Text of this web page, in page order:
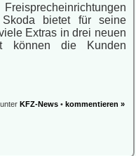
bietet für seine
Extras in drei neuen
können die Kunden
KFZ-News • kommentieren »